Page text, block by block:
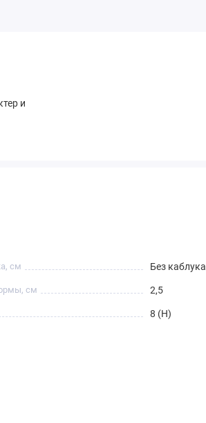
и
см Без каблука
см 2,5
8 (H)